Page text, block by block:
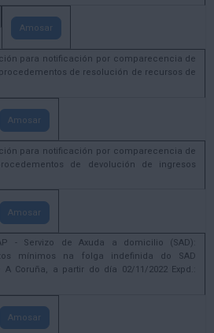
Amosar
para notificación por comparecencia de
de resolución de recursos de
Amosar
para notificación por comparecencia de
de devolución de ingresos
Amosar
- Servizo de Axuda a domicilio (SAD):
mínimos na folga indefinida do SAD
Coruña, a partir do día 02/11/2022 Expd.:
Amosar